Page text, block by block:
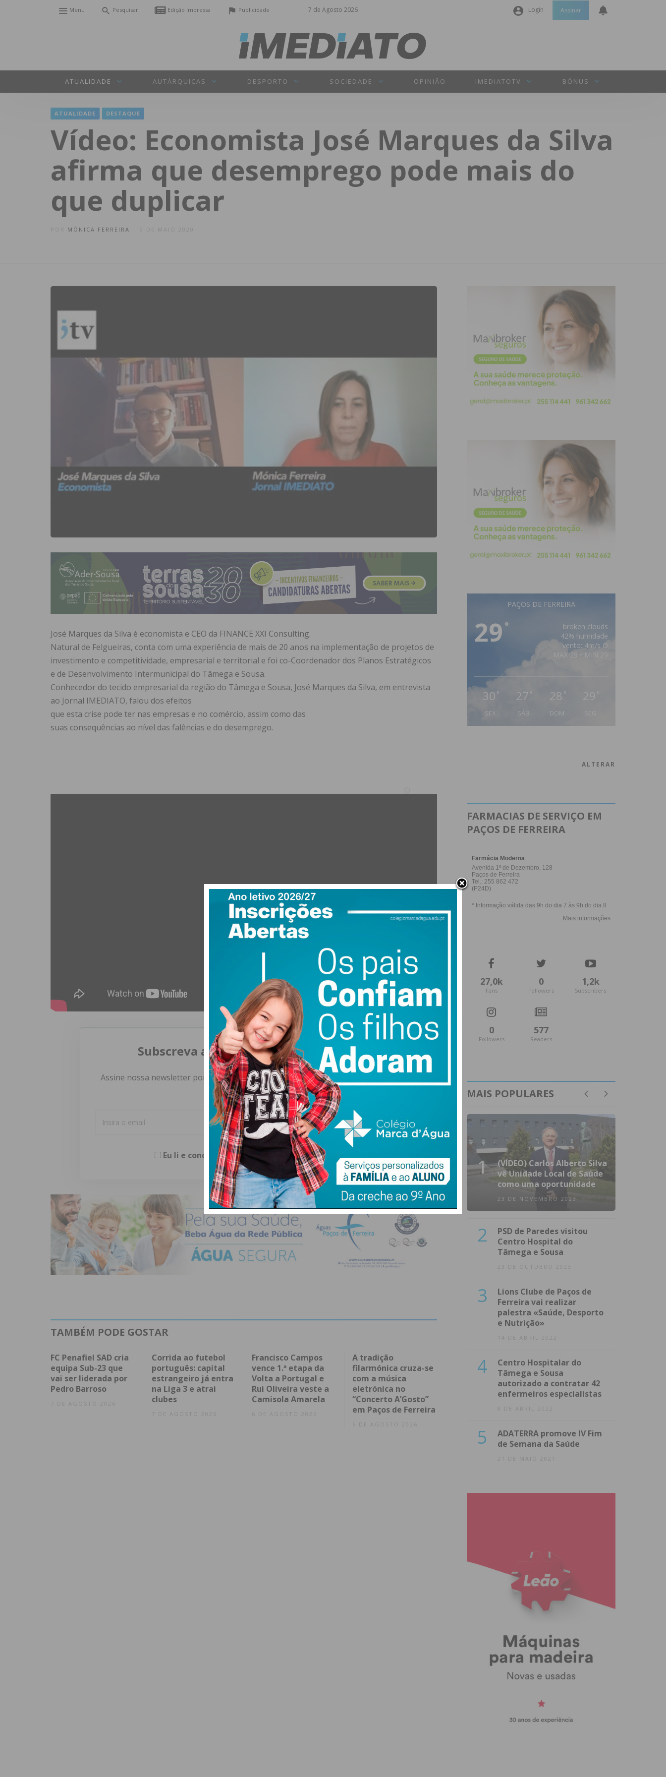
7 de Agosto 2026
Menu Pesquisar Edição Impressa Publicidade Login
Senha
INICIAR SESSÃO
Perdeu a sua senha?
Assinar
ATUALIDADE AUTÁRQUICAS DESPORTO SOCIEDADE OPINIÃO IMEDIATOTV BÓNUS
ATUALIDADE DESTAQUE
Vídeo: Economista José Marques da Silva
afirma que desemprego pode mais do
que duplicar
MÓNICA FERREIRA 9 DE MAIO 2020
José Marques da Silva é economista e CEO da FINANCE XXI Consulting.
Natural de Felgueiras, conta com uma experiência de mais de 20 anos na implementação de projetos de
investimento e competitividade, empresarial e territorial e foi co-Coordenador dos Planos Estratégicos
e de Desenvolvimento Intermunicipal do Tâmega e Sousa.
Conhecedor do tecido empresarial da região do Tâmega e Sousa, José Marques da Silva, em entrevista
ao Jornal IMEDIATO, falou dos efeitos
que esta crise pode ter nas empresas e no comércio, assim como das
suas consequências ao nível das falências e do desemprego.
Subscreva a newsletter do Imediato
Assine nossa newsletter por e-mail e obtenha de forma regular a informação
atualizada.
Eu li e concordo com os termos e condições
TAMBÉM PODE GOSTAR
FC Penafiel SAD cria
equipa Sub-23 que
vai ser liderada por
Pedro Barroso
7 DE AGOSTO 2026
Corrida ao futebol
português: capital
estrangeiro já entra
na Liga 3 e atrai
clubes
7 DE AGOSTO 2026
Francisco Campos
vence 1.ª etapa da
Volta a Portugal e
Rui Oliveira veste a
Camisola Amarela
6 DE AGOSTO 2026
A tradição
filarmónica cruza-se
com a música
eletrónica no
“Concerto A’Gosto”
em Paços de Ferreira
6 DE AGOSTO 2026
PAÇOS DE FERREIRA
29 °
broken clouds
42% humidade
vento: 4m/s O
MAX 29 • MIN 29
30 °
SEX
27 °
SÁB
28 °
DOM
29 °
ALTERAR
FARMACIAS DE SERVIÇO EM
PAÇOS DE FERREIRA
27,0k
Fans
0
Followers
1,2k
Subscribers
0
Followers
577
Readers
MAIS POPULARES
1
(VÍDEO) Carlos Alberto Silva
vê Unidade Local de Saúde
como uma oportunidade
23 DE NOVEMBRO 2023
2
PSD de Paredes visitou
Centro Hospital do
Tâmega e Sousa
23 DE OUTUBRO 2023
3
Lions Clube de Paços de
Ferreira vai realizar
palestra «Saúde, Desporto
e Nutrição»
14 DE ABRIL 2022
4
Centro Hospitalar do
Tâmega e Sousa
autorizado a contratar 42
enfermeiros especialistas
8 DE ABRIL 2022
5
ADATERRA promove IV Fim
de Semana da Saúde
21 DE MAIO 2021